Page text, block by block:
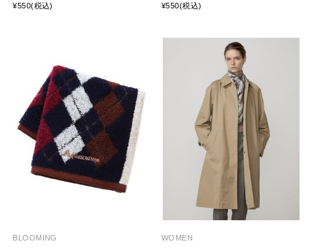
¥550(税込)
¥550(税込)
BLOOMING WOMEN